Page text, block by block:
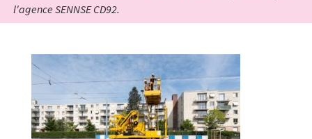
l'agence SENNSE CD92.